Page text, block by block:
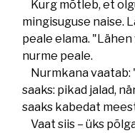
Kurg mõtleb, et
mingisuguse naise.
peale elama.
nurme peale.
Nurmkana vaatab:
saaks: pikad jalad,
saaks kabedat
Vaat siis – üks